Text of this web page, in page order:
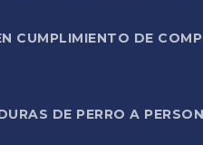
CUMPLIMIENTO DE
DE PERRO A